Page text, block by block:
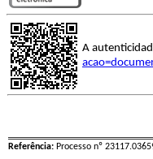
A
Referência: Processo nº